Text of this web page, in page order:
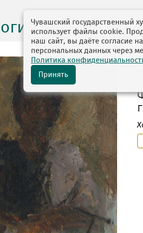
выставок
Чувашский государственный
использует файлы cookie.
наш сайт, вы даёте согласие
персональных данных через
Политика
Принять